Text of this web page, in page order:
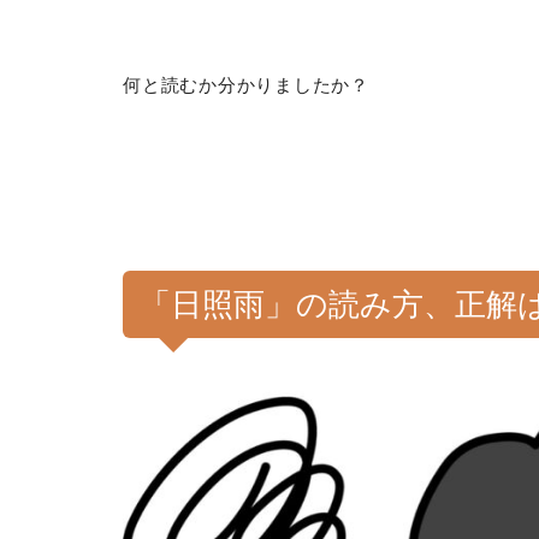
何と読むか分かりましたか？
「日照雨」の読み方、正